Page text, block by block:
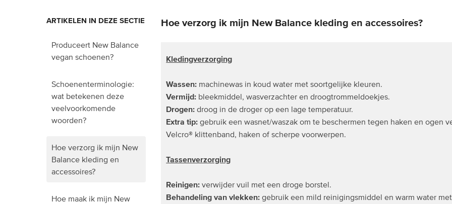
ARTIKELEN IN DEZE SECTIE
Produceert New Balance
vegan schoenen?
Schoenenterminologie:
wat betekenen deze
veelvoorkomende
woorden?
Hoe verzorg ik mijn New
Balance kleding en
accessoires?
Hoe maak ik mijn New
Hoe verzorg ik mijn New Balance kleding en accessoires?
Kledingverzorging
Wassen: machinewas in koud water met soortgelijke kleuren.
Vermijd: bleekmiddel, wasverzachter en droogtrommeldoekjes.
Drogen: droog in de droger op een lage temperatuur.
Extra tip: gebruik een wasnet/waszak om te beschermen tegen haken en ogen
Velcro® klittenband, haken of scherpe voorwerpen.
Tassenverzorging
Reinigen: verwijder vuil met een droge borstel.
Behandeling van vlekken: gebruik een mild reinigingsmiddel en warm water